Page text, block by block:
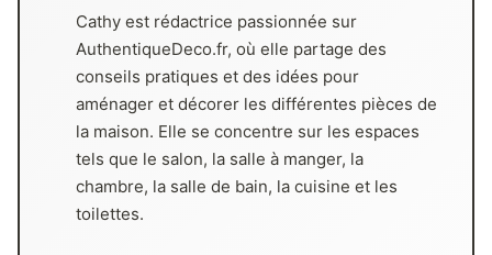
Cathy est rédactrice passionnée sur
AuthentiqueDeco.fr, où elle partage des
conseils pratiques et des idées pour
aménager et décorer les différentes pièces de
la maison. Elle se concentre sur les espaces
tels que le salon, la salle à manger, la
chambre, la salle de bain, la cuisine et les
toilettes.